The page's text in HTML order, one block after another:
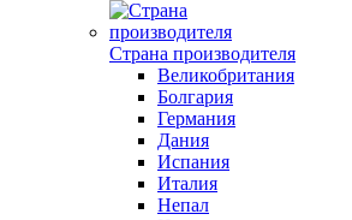
Страна производителя
Великобритания
Болгария
Германия
Дания
Испания
Италия
Непал